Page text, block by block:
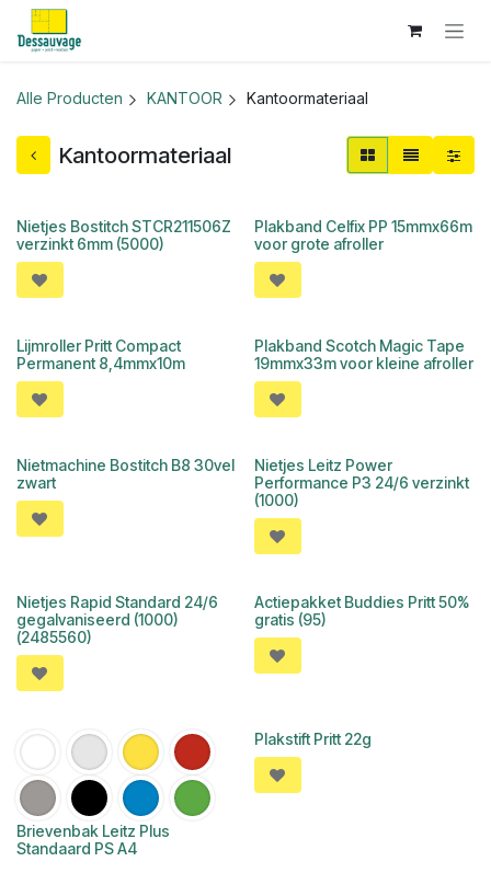
Overslaan naar inhoud
Alle Producten KANTOOR Kantoormateriaal
Kantoormateriaal
Nietjes Bostitch STCR211506Z
verzinkt 6mm (5000)
Plakband Celfix PP 15mmx66m
voor grote afroller
Lijmroller Pritt Compact
Permanent 8,4mmx10m
Plakband Scotch Magic Tape
19mmx33m voor kleine afroller
Nietmachine Bostitch B8 30vel
zwart
Nietjes Leitz Power
Performance P3 24/6 verzinkt
(1000)
Nietjes Rapid Standard 24/6
gegalvaniseerd (1000)
(2485560)
Actiepakket Buddies Pritt 50%
gratis (95)
Brievenbak Leitz Plus
Standaard PS A4
Plakstift Pritt 22g